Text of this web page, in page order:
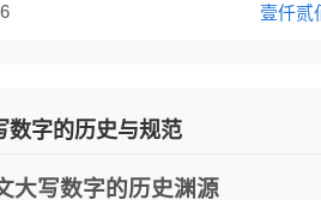
壹仟贰
数字的历史与规范
大写数字的历史渊源